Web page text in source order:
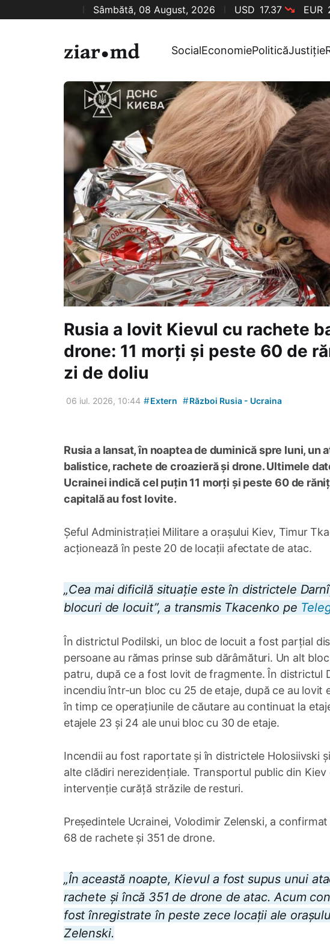
Sâmbătă, 08 August, 2026 USD 17.37 EUR
SocialEconomiePoliticăJustiție
Rusia a lovit Kievul cu rachete
drone: 11 morți și peste 60 de
zi de doliu
06 iul. 2026, 10:44 #Extern #Război Rusia - Ucraina
Rusia a lansat, în noaptea de duminică spre luni,
balistice, rachete de croazieră și drone. Ultimele
Ucrainei indică cel puțin 11 morți și peste 60 de
capitală au fost lovite.
Șeful Administrației Militare a orașului Kiev, Timur
acționează în peste 20 de locații afectate de atac.
„Cea mai dificilă situație este în districtele
blocuri de locuit”, a transmis Tkacenko pe
În districtul Podilski, un bloc de locuit a fost parțial
persoane au rămas prinse sub dărâmături. Un alt
patru, după ce a fost lovit de fragmente. În districtul
incendiu într-un bloc cu 25 de etaje, după ce au
în timp ce operațiunile de căutare au continuat la
etajele 23 și 24 ale unui bloc cu 30 de etaje.
Incendii au fost raportate și în districtele Holosiivski
alte clădiri nerezidențiale. Transportul public din
intervenție curăță străzile de resturi.
Președintele Ucrainei, Volodimir Zelenski, a
68 de rachete și 351 de drone.
„În această noapte, Kievul a fost supus unui
rachete și încă 351 de drone de atac. Acum
fost înregistrate în peste zece locații ale
Zelenski.